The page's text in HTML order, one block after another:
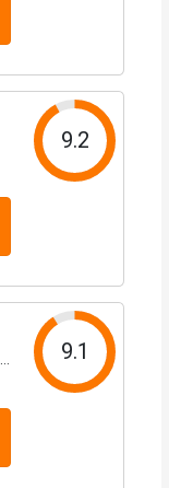
9.2
9.1